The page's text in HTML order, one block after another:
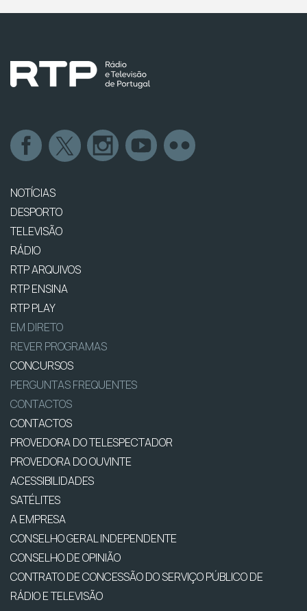
NOTÍCIAS
DESPORTO
TELEVISÃO
RÁDIO
RTP ARQUIVOS
RTP ENSINA
RTP PLAY
EM DIRETO
REVER PROGRAMAS
CONCURSOS
PERGUNTAS FREQUENTES
CONTACTOS
CONTACTOS
PROVEDORA DO TELESPECTADOR
PROVEDORA DO OUVINTE
ACESSIBILIDADES
SATÉLITES
A EMPRESA
CONSELHO GERAL INDEPENDENTE
CONSELHO DE OPINIÃO
CONTRATO DE CONCESSÃO DO SERVIÇO PÚBLICO DE
RÁDIO E TELEVISÃO